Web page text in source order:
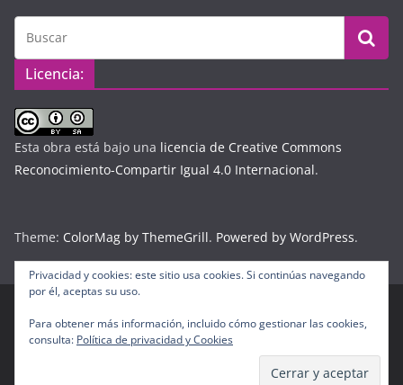
Licencia:
Esta obra está bajo una licencia de Creative Commons
Reconocimiento-Compartir Igual 4.0 Internacional.
Theme: ColorMag by ThemeGrill. Powered by WordPress.
Copyright © 2026Diario Digital Colombiano
derechos reservados.
por ThemeGrill. Funciona con WordPress
Privacidad y cookies: este sitio usa cookies. Si continúas navegando
por él, aceptas su uso.
Para obtener más información, incluido cómo gestionar las cookies,
consulta: Política de privacidad y Cookies